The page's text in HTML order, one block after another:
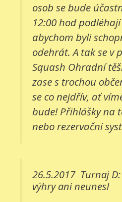
osob se bude
12:00 hod
abychom byli
odehrát. A tak se v
Squash Ohradní
zase s trochou
se co nejdřív, ať
bude! Přihlášky na
nebo rezervační
26.5.2017 Turnaj
výhry ani neunesl